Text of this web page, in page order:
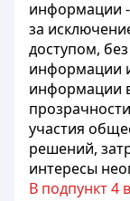
информации
за
доступом,
информации
информации
участия
решений,
интересы
В подпункт 4